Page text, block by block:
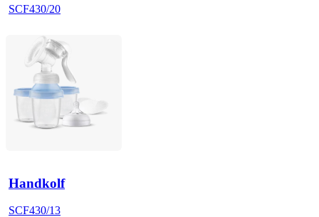
SCF430/20
Handkolf
SCF430/13